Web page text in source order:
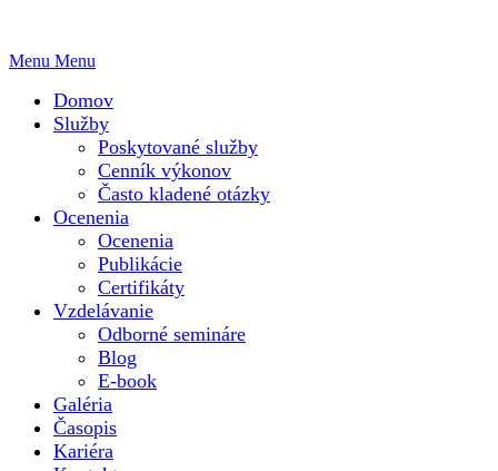
Menu Menu
Domov
Služby
Poskytované služby
Cenník výkonov
Často kladené otázky
Ocenenia
Ocenenia
Publikácie
Certifikáty
Vzdelávanie
Odborné semináre
Blog
E-book
Galéria
Časopis
Kariéra